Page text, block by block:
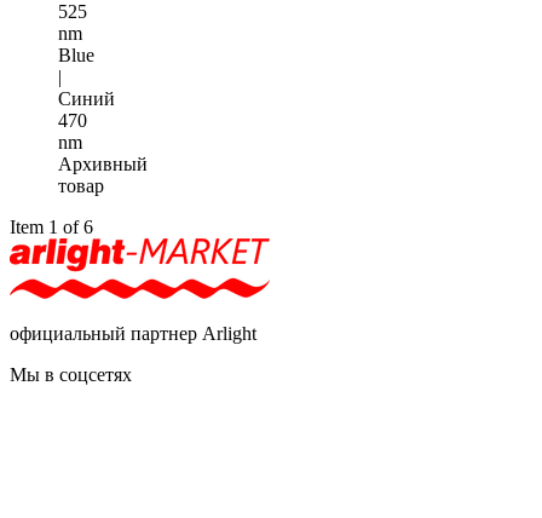
525
nm
Blue
|
Синий
470
nm
Архивный
товар
Item 1 of 6
официальный партнер Arlight
Мы в соцсетях